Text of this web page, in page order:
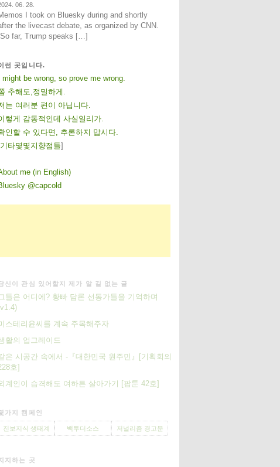
06. 28.
I took on Bluesky during and shortly
the livecast debate, as organized by CNN.
far, Trump speaks […]
런 곳입니다.
I might be wrong, so prove me wrong.
추해도,정밀하게.
는 여러분 편이 아닙니다.
렇게 감동적인데 사실일리가.
인할 수 있다면, 추론하지 맙시다.
기 타몇 몇 지 향점 들]
me (in English)
@capcold
신이 관심 있어할지 제가 알 길 없는 글
들은 어디에? 황빠 담론 선동가들을 기억하며
스테리윤씨를 계속 주목해주자
활의 업그레이드
은 시공간 속에서 -『대한민국 원주민』[기획회의
호]
계인이 습격해도 여하튼 살아가기 [팝툰 42호]
가지 캠페인
진보지식 생태계 백투더소스 저널리즘 경고문
지하는 곳